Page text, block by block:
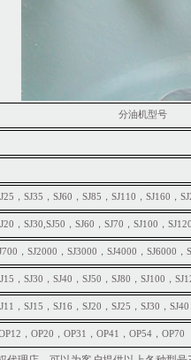
分油机型号
，SJ35，SJ60，SJ85，SJ110，SJ160，
，SJ30,SJ50，SJ60，SJ70，SJ100，
，SJ2000，SJ3000，SJ4000，SJ6000，
，SJ30，SJ40，SJ50，SJ80，SJ100，
，SJ15，SJ16，SJ20，SJ25，SJ30，SJ40
，OP20，OP31，OP41，OP54，OP70